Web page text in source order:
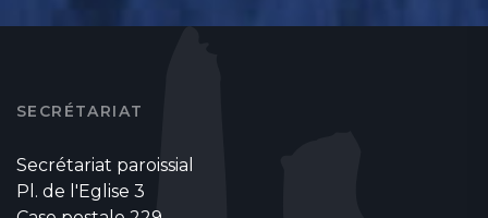
SECRÉTARIAT
Secrétariat paroissial
Pl. de l'Eglise 3